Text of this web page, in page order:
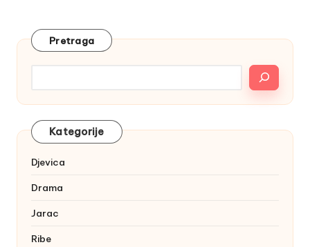
Pretraga
Kategorije
Djevica
Drama
Jarac
Ribe